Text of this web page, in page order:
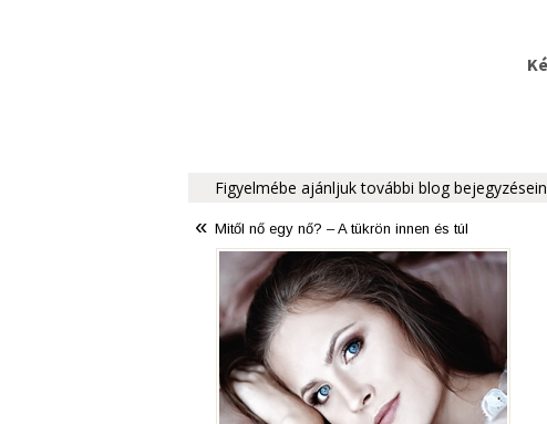
Figyelmébe ajánljuk további blog
« Mitől nő egy nő? – A tükrön innen és túl